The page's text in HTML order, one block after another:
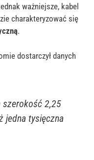
ważniejsze, kabel
charakteryzować się
.
dostarczył danych
szerokość 2,25
jedna tysięczna